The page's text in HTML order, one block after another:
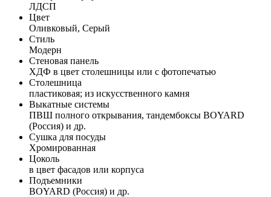
ЛДСП
Цвет
Оливковый, Серый
Стиль
Модерн
Стеновая панель
ХДФ в цвет столешницы или с фотопечатью
Столешница
пластиковая; из искусственного камня
Выкатные системы
ПВШ полного открывания, тандембоксы BOYARD
(Россия) и др.
Сушка для посуды
Хромированная
Цоколь
в цвет фасадов или корпуса
Подъемники
BOYARD (Россия) и др.